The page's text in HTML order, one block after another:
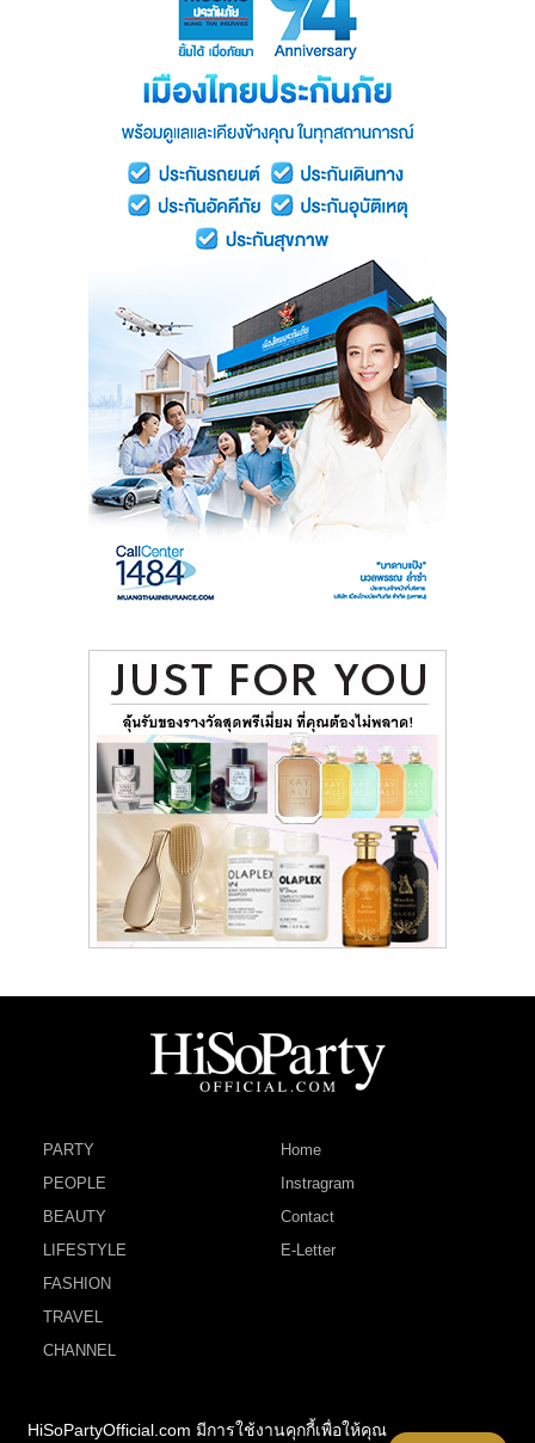
PARTY
PEOPLE
BEAUTY
LIFESTYLE
FASHION
TRAVEL
CHANNEL
Home
Instragram
Contact
E-Letter
HiSoPartyOfficial.com มีการใช้งานคุกกี้เพื่อให้คุณ